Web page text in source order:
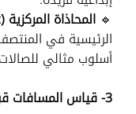
🔹 المحاذاة المركزية (Centered Layout):
الرئيسية في
أسلوب مثالي
3- قياس المسافات قبل التثبيت